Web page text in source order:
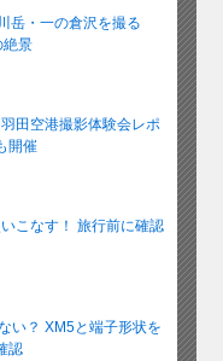
岳・一の倉沢を撮る
絶景
田空港撮影体験会レポ
開催
こなす！ 旅行前に確認
い？ XM5と端子形状を
認